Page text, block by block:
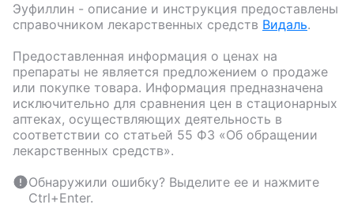
Эуфиллин - описание и инструкция предоставлены
справочником лекарственных средств Видаль.
Предоставленная информация о ценах на
препараты не является предложением о продаже
или покупке товара. Информация предназначена
исключительно для сравнения цен в стационарных
аптеках, осуществляющих деятельность в
соответствии со статьей 55 ФЗ «Об обращении
лекарственных средств».
Обнаружили ошибку? Выделите ее и нажмите
Ctrl+Enter.